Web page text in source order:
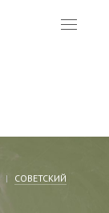
Меню
СОВЕТСКИЙ